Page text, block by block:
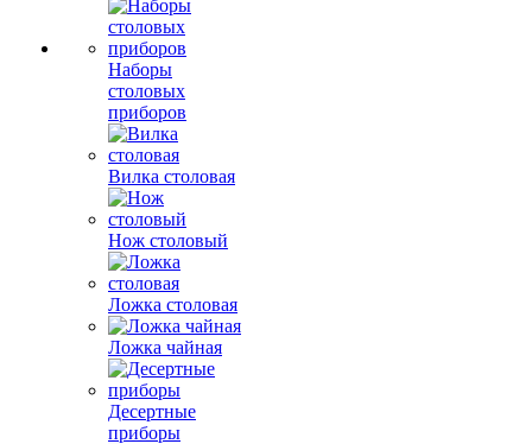
Наборы
столовых
приборов
Вилка столовая
Нож столовый
Ложка столовая
Ложка чайная
Десертные
приборы